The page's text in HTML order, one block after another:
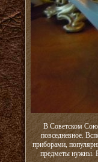
В Советском
повседневное.
приборами,
предметы нужны.